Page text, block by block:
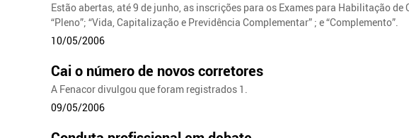
Estão abertas, até 9 de junho, as inscrições para os Exames para Habilitação
“Pleno”; “Vida, Capitalização e Previdência Complementar” ; e “Complemento”.
10/05/2006
Cai o número de novos corretores
A Fenacor divulgou que foram registrados 1.
09/05/2006